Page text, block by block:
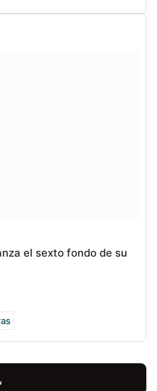
el sexto fondo de su